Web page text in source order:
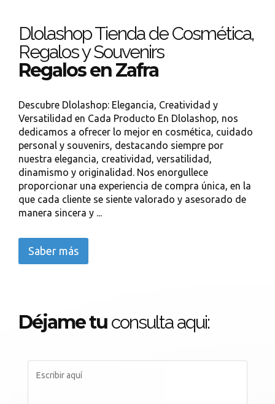
Dlolashop Tienda de Cosmética,
Regalos y Souvenirs
Regalos en Zafra
Descubre Dlolashop: Elegancia, Creatividad y
Versatilidad en Cada Producto En Dlolashop, nos
dedicamos a ofrecer lo mejor en cosmética, cuidado
personal y souvenirs, destacando siempre por
nuestra elegancia, creatividad, versatilidad,
dinamismo y originalidad. Nos enorgullece
proporcionar una experiencia de compra única, en la
que cada cliente se siente valorado y asesorado de
manera sincera y ...
Saber más
Déjame tu consulta aqui: